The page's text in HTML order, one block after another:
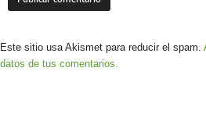
Este sitio usa Akismet para reducir el spam.
datos de tus comentarios.